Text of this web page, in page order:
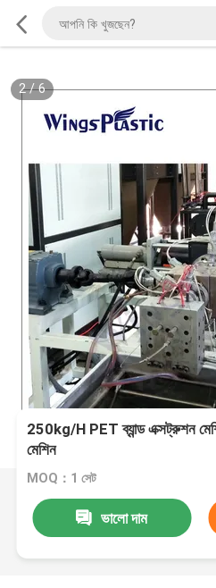
2/6
250kg/H PET ব্যান্ড এক্সট্রুশন মেশিন
মেশিন
MOQ：1 সেট
ভালো দাম